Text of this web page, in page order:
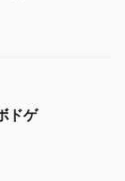
ドゲ